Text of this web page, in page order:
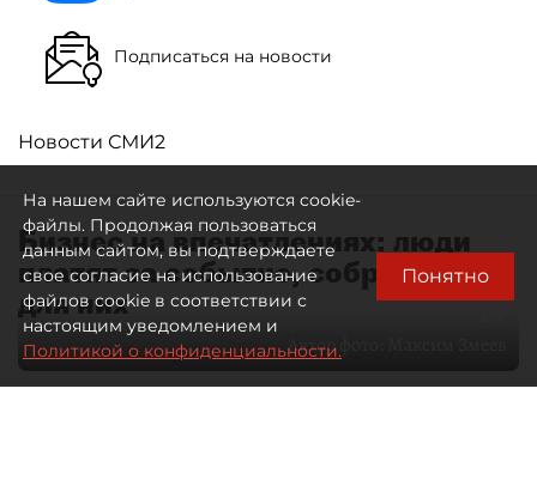
Подписаться на новости
Новости СМИ2
Бизнес на впечатлениях: люди
платят за событие, собранное
для них
Автор фото:
На нашем сайте используются cookie-
файлы. Продолжая пользоваться
данным сайтом, вы подтверждаете
свое согласие на использование
файлов cookie в соответствии с
настоящим уведомлением и
Политикой о конфиденциальности.
Понятно